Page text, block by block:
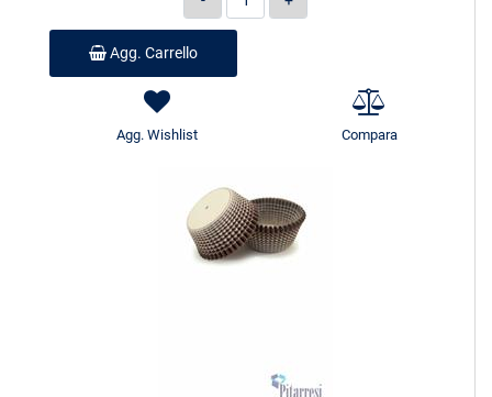
Agg. Carrello
Agg. Wishlist Compara